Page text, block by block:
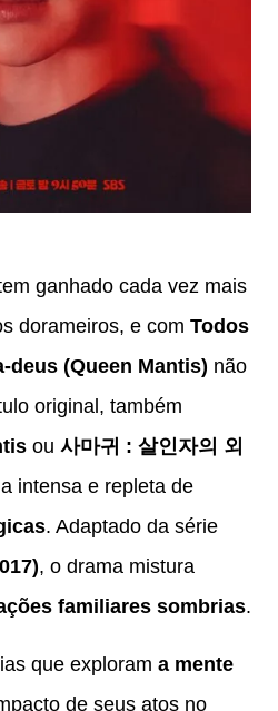
ganhado cada vez mais
dorameiros, e com Todos
deus (Queen Mantis) não
original, também
ou 사마귀 : 살인자의 외
intensa e repleta de
. Adaptado da série
, o drama mistura
familiares sombrias.
que exploram a mente
de seus atos no